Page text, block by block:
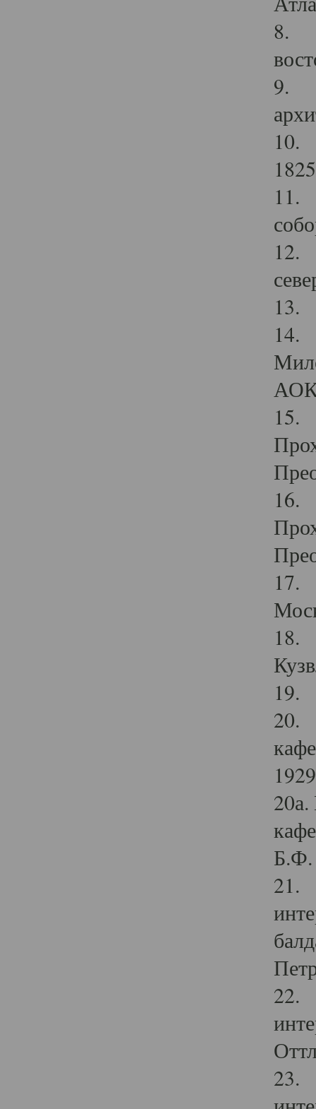
8.
9.
10.
11.
12.
13.
14.
15.
16.
17.
18.
19.
20.
Б.Ф.
21.
22.
23.